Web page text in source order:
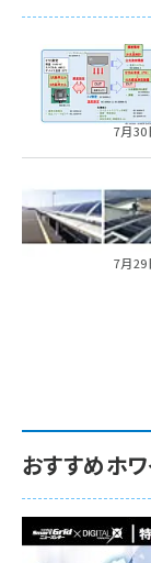
特集
戦略
の
7月30
特集
る2
方針
7月29
おすすめホ